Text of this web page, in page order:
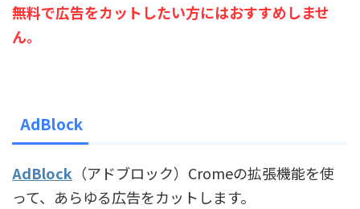
無料で広告をカットしたい方にはおすすめしませ
ん。
AdBlock
AdBlock （アドブロック）Cromeの拡張機能を使
って、あらゆる広告をカットします。